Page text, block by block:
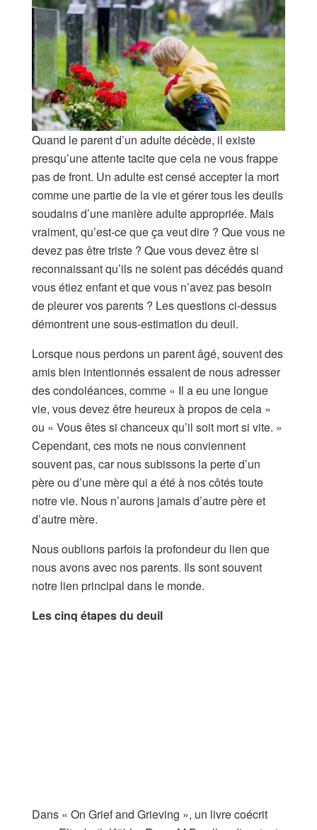
Quand le parent d’un adulte décède, il existe
presqu’une attente tacite que cela ne vous frappe
pas de front. Un adulte est censé accepter la mort
comme une partie de la vie et gérer tous les deuils
soudains d’une manière adulte appropriée. Mais
vraiment, qu’est-ce que ça veut dire ? Que vous ne
devez pas être triste ? Que vous devez être si
reconnaissant qu’ils ne soient pas décédés quand
vous étiez enfant et que vous n’avez pas besoin
de pleurer vos parents ? Les questions ci-dessus
démontrent une sous-estimation du deuil.
Lorsque nous perdons un parent âgé, souvent des
amis bien intentionnés essaient de nous adresser
des condoléances, comme « Il a eu une longue
vie, vous devez être heureux à propos de cela »
ou « Vous êtes si chanceux qu’il soit mort si vite. »
Cependant, ces mots ne nous conviennent
souvent pas, car nous subissons la perte d’un
père ou d’une mère qui a été à nos côtés toute
notre vie. Nous n’aurons jamais d’autre père et
d’autre mère.
Nous oublions parfois la profondeur du lien que
nous avons avec nos parents. Ils sont souvent
notre lien principal dans le monde.
Les cinq étapes du deuil
Dans « On Grief and Grieving », un livre coécrit